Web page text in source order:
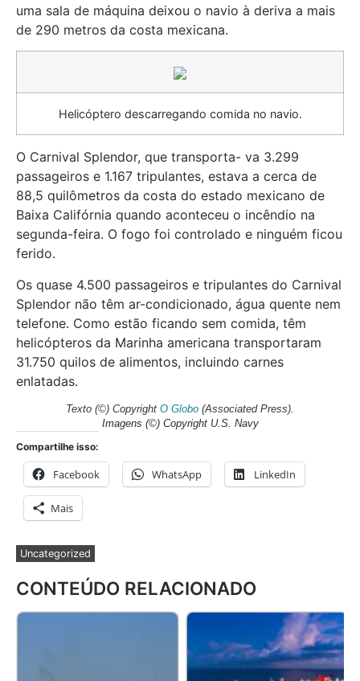
uma sala de máquina deixou o navio à deriva a mais
de 290 metros da costa mexicana.
Helicóptero descarregando comida no navio.
O Carnival Splendor, que transporta- va 3.299
passageiros e 1.167 tripulantes, estava a cerca de
88,5 quilômetros da costa do estado mexicano de
Baixa Califórnia quando aconteceu o incêndio na
segunda-feira. O fogo foi controlado e ninguém ficou
ferido.
Os quase 4.500 passageiros e tripulantes do Carnival
Splendor não têm ar-condicionado, água quente nem
telefone. Como estão ficando sem comida, têm
helicópteros da Marinha americana transportaram
31.750 quilos de alimentos, incluindo carnes
enlatadas.
Texto (©) Copyright O Globo (Associated Press).
Imagens (©) Copyright U.S. Navy
Compartilhe isso:
Facebook WhatsApp LinkedIn
Mais
Uncategorized
CONTEÚDO RELACIONADO